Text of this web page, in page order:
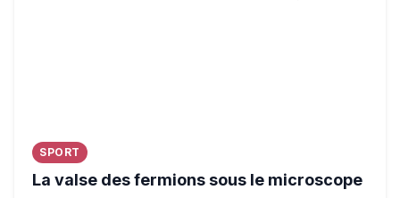
SPORT
La valse des fermions sous le microscope